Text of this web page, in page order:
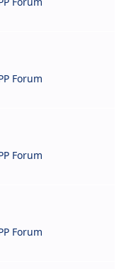
Forum
Forum
Forum